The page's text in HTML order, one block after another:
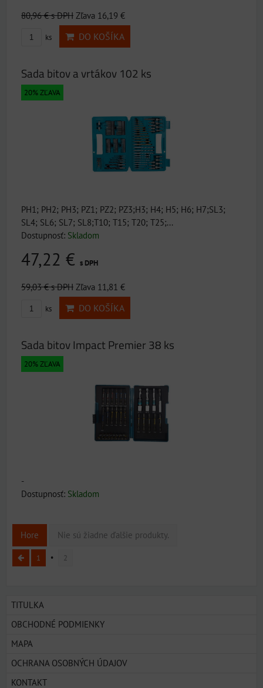
80,96 €s DPH Zľava 16,19 €
ks DO KOŠÍKA
Sada bitov a vrtákov 102 ks
20% ZĽAVA
PH1; PH2; PH3; PZ1; PZ2; PZ3;H3; H4; H5; H6; H7;SL3;
SL4; SL6; SL7; SL8;T10; T15; T20; T25;...
Dostupnosť: Skladom
47,22 € s DPH
59,03 €s DPH Zľava 11,81 €
ks DO KOŠÍKA
Sada bitov Impact Premier 38 ks
20% ZĽAVA
-
Dostupnosť: Skladom
Hore Nie sú žiadne ďalšie produkty.
1 2
TITULKA
OBCHODNÉ PODMIENKY
MAPA
OCHRANA OSOBNÝCH ÚDAJOV
KONTAKT